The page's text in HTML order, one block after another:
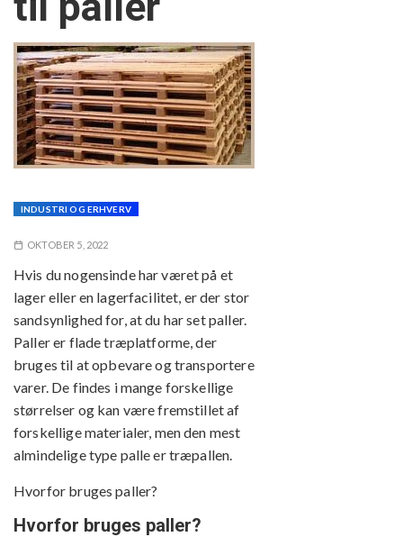
INDUSTRI OG ERHVERV
OKTOBER 5, 2022
Hvis du nogensinde har været på et
lager eller en lagerfacilitet, er der stor
sandsynlighed for, at du har set paller.
Paller er flade træplatforme, der
bruges til at opbevare og transportere
varer. De findes i mange forskellige
størrelser og kan være fremstillet af
forskellige materialer, men den mest
almindelige type palle er træpallen.
Hvorfor bruges paller?
Hvorfor bruges paller?